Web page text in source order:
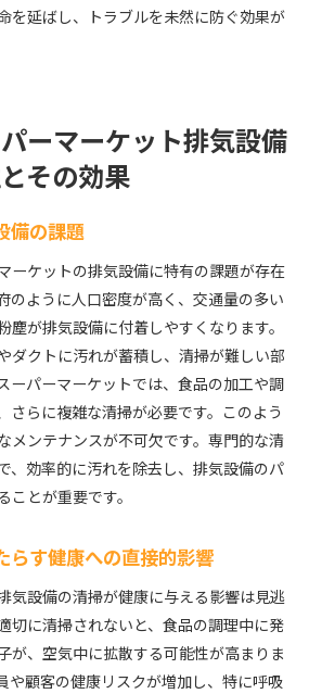
を延ばし、トラブルを未然に防ぐ効果が
ーマーケット排気設備
その効果
備の課題
ーケットの排気設備に特有の課題が存在
のように人口密度が高く、交通量の多い
塵が排気設備に付着しやすくなります。
ダクトに汚れが蓄積し、清掃が難しい部
ーパーマーケットでは、食品の加工や調
さらに複雑な清掃が必要です。このよう
メンテナンスが不可欠です。専門的な清
、効率的に汚れを除去し、排気設備のパ
ことが重要です。
らす健康への直接的影響
気設備の清掃が健康に与える影響は見逃
切に清掃されないと、食品の調理中に発
が、空気中に拡散する可能性が高まりま
や顧客の健康リスクが増加し、特に呼吸